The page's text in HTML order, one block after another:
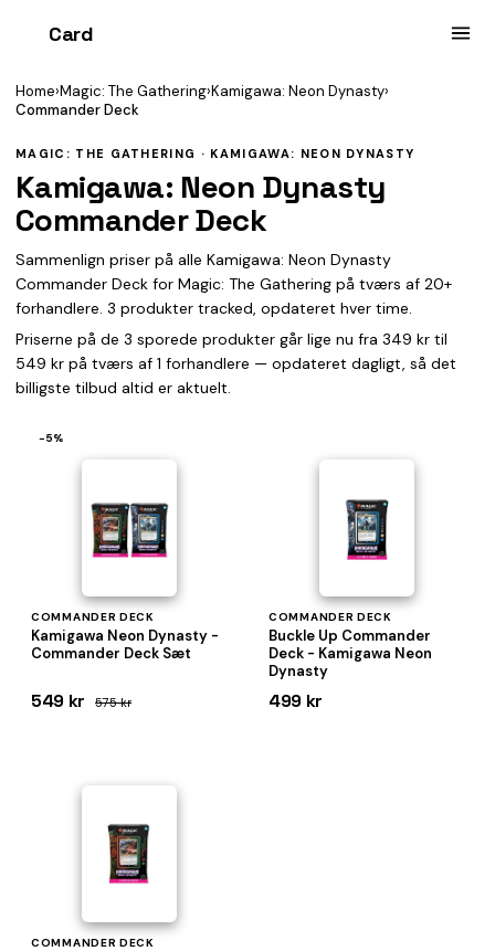
Card
Home›Magic: The Gathering›Kamigawa: Neon Dynasty›
Commander Deck
MAGIC: THE GATHERING · KAMIGAWA: NEON DYNASTY
Kamigawa: Neon Dynasty
Commander Deck
Sammenlign priser på alle Kamigawa: Neon Dynasty
Commander Deck for Magic: The Gathering på tværs af 20+
forhandlere. 3 produkter tracked, opdateret hver time.
Priserne på de 3 sporede produkter går lige nu fra 349 kr til
549 kr på tværs af 1 forhandlere — opdateret dagligt, så det
billigste tilbud altid er aktuelt.
−5%
COMMANDER DECK
Kamigawa Neon Dynasty -
Commander Deck Sæt
549 kr 575 kr
COMMANDER DECK
Buckle Up Commander
Deck - Kamigawa Neon
Dynasty
499 kr
COMMANDER DECK